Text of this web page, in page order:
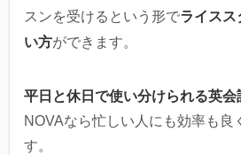
スンを受けるという形でライス
い方ができます。
平日と休日で使い分けられる英会
NOVAなら忙しい人にも効率も良
す。